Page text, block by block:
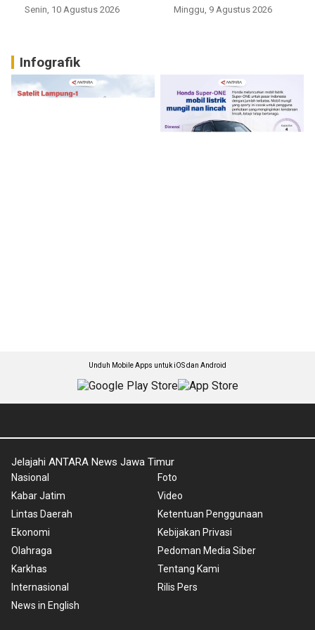
Senin, 10 Agustus 2026 Minggu, 9 Agustus 2026
Infografik
Unduh Mobile Apps untuk iOS dan Android
Jelajahi ANTARA News Jawa Timur
Nasional
Kabar Jatim
Lintas Daerah
Ekonomi
Olahraga
Karkhas
Internasional
News in English
Foto
Video
Ketentuan Penggunaan
Kebijakan Privasi
Pedoman Media Siber
Tentang Kami
Rilis Pers